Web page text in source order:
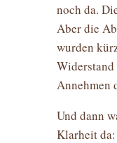
noch da.
Aber die
wurden
Annehmen
Und dann
Klarheit